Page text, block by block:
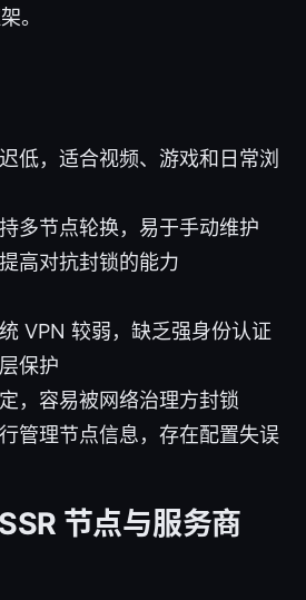
。
低，适合视频、游戏和日常浏
多节点轮换，易于手动维护
高对抗封锁的能力
VPN 较弱，缺乏强身份认证
保护
，容易被网络治理方封锁
管理节点信息，存在配置失误
节点与服务商